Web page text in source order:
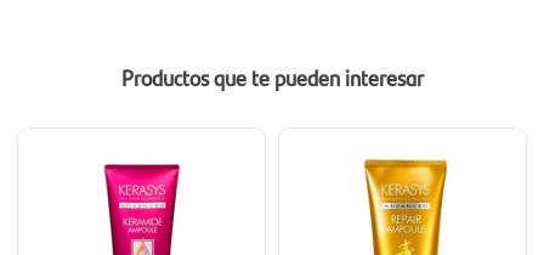
Productos que te pueden interesar